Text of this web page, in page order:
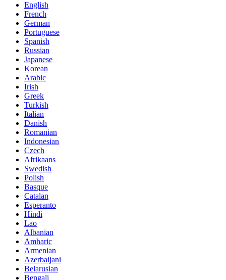
English
French
German
Portuguese
Spanish
Russian
Japanese
Korean
Arabic
Irish
Greek
Turkish
Italian
Danish
Romanian
Indonesian
Czech
Afrikaans
Swedish
Polish
Basque
Catalan
Esperanto
Hindi
Lao
Albanian
Amharic
Armenian
Azerbaijani
Belarusian
Bengali